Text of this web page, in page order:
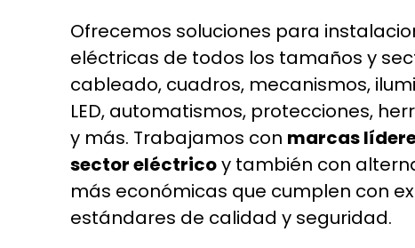
Ofrecemos soluciones para
eléctricas de todos los tamaños y
cableado, cuadros, mecanismos,
LED, automatismos, protecciones,
y más. Trabajamos con marcas
sector eléctricoy también con
más económicas que cumplen con
estándares de calidad y seguridad.